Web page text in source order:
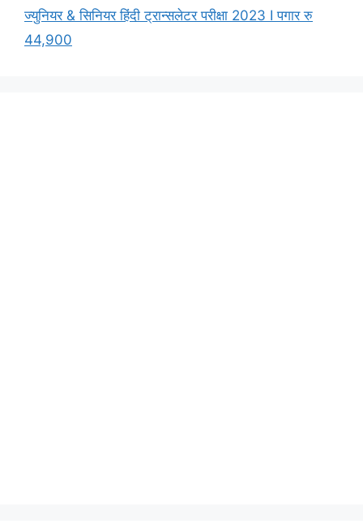
ज्युनियर & सिनियर हिंदी ट्रान्सलेटर परीक्षा 2023 I पगार रु
44,900